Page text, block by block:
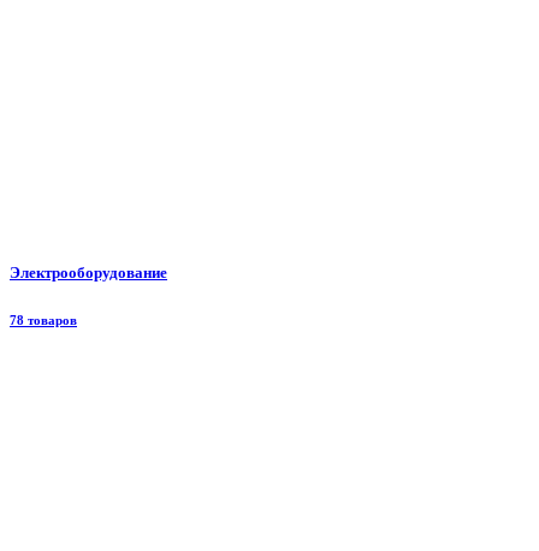
Электрооборудование
78 товаров